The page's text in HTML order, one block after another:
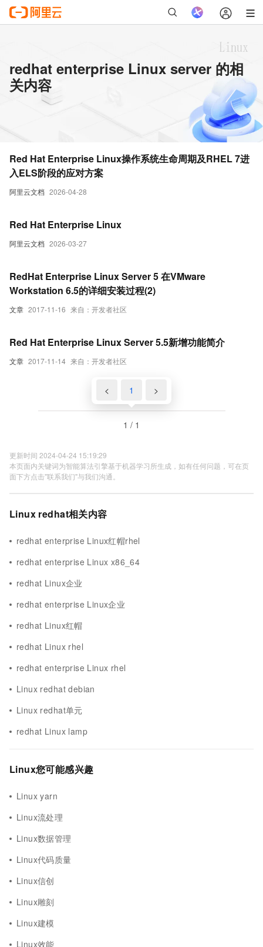
redhat enterprise Linux server 的相
关内容
阿里云文档 2026-04-28
Red Hat Enterprise Linux操作系统生命周期及RHEL 7进
入ELS阶段的应对方案
阿里云文档 2026-03-27
Red Hat Enterprise Linux
文章 2017-11-16 来自：开发者社区
RedHat Enterprise Linux Server 5 在VMware
Workstation 6.5的详细安装过程(2)
文章 2017-11-14 来自：开发者社区
Red Hat Enterprise Linux Server 5.5新增功能简介
< 1 >
1 / 1
更新时间 2024-04-24 15:19:29
本页面内关键词为智能算法引擎基于机器学习所生成，如有任何问题，可在页
面下方点击"联系我们"与我们沟通。
Linux redhat相关内容
redhat enterprise Linux红帽rhel
redhat enterprise Linux x86_64
redhat Linux企业
redhat enterprise Linux企业
redhat Linux红帽
redhat Linux rhel
redhat enterprise Linux rhel
Linux redhat debian
Linux redhat单元
redhat Linux lamp
Linux您可能感兴趣
Linux yarn
Linux流处理
Linux数据管理
Linux代码质量
Linux信创
Linux雕刻
Linux建模
Linux效能